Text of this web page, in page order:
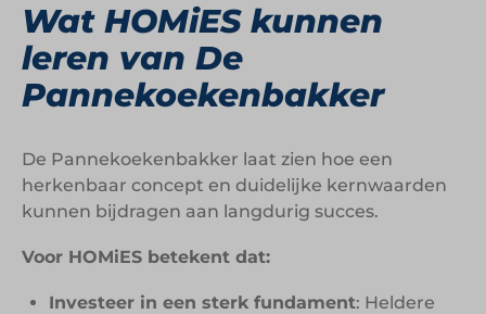
Wat HOMiES kunnen
leren van De
Pannekoekenbakker
De Pannekoekenbakker laat zien hoe een
herkenbaar concept en duidelijke kernwaarden
kunnen bijdragen aan langdurig succes.
Voor HOMiES betekent dat:
Investeer in een sterk fundament: Heldere